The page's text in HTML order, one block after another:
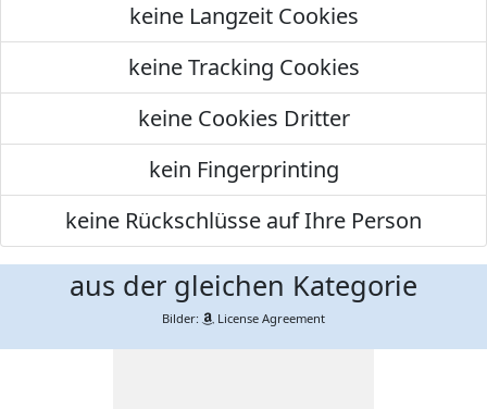
keine Langzeit Cookies
keine Tracking Cookies
keine Cookies Dritter
kein Fingerprinting
keine Rückschlüsse auf Ihre Person
aus der gleichen Kategorie
Bilder: License Agreement